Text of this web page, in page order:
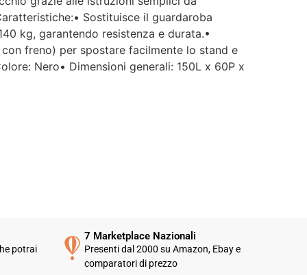
un servizio clienti molto
efficiente. L'assistenza è
solo in fasce orarie
limitate e, nel mio caso, la
del post-vendita è stata
e poco rassicurante.
Sostituisce il guardaroba
kg, garantendo resistenza e durata.•
freno) per spostare facilmente lo stand e
Nero• Dimensioni generali: 150L x 60P x
potrai
7 Marketplace Nazionali
Presenti dal 2000 su Amazon, Ebay e
comparatori di prezzo